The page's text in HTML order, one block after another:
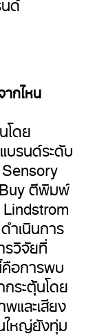
ากไหน
ดย
รนด์ระดับ
ตีพิมพ์
ำเนินการ
รวิจัยที่
อการพบ
ระตุ้นโดย
และเสียง
ใหญ่ยังทุ่ม